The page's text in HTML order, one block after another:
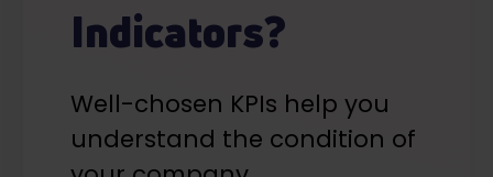
Indicators?
Well-chosen KPIs help you
understand the condition of